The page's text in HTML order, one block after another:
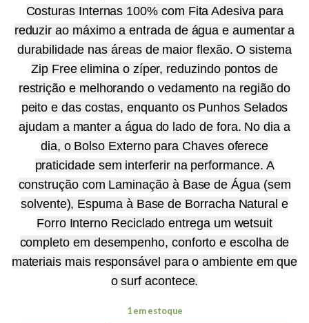
Costuras Internas 100% com Fita Adesiva para
reduzir ao máximo a entrada de água e aumentar a
durabilidade nas áreas de maior flexão. O sistema
Zip Free elimina o zíper, reduzindo pontos de
restrição e melhorando o vedamento na região do
peito e das costas, enquanto os Punhos Selados
ajudam a manter a água do lado de fora. No dia a
dia, o Bolso Externo para Chaves oferece
praticidade sem interferir na performance. A
construção com Laminação à Base de Água (sem
solvente), Espuma à Base de Borracha Natural e
Forro Interno Reciclado entrega um wetsuit
completo em desempenho, conforto e escolha de
materiais mais responsável para o ambiente em que
o surf acontece.
1 em estoque